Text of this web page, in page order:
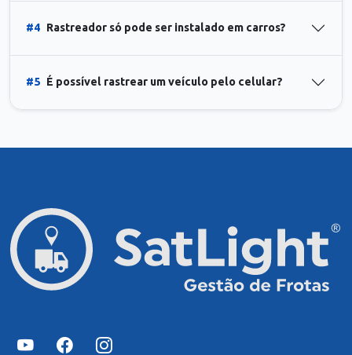
#4 Rastreador só pode ser instalado em carros?
#5 É possível rastrear um veículo pelo celular?